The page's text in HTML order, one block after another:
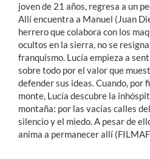
joven de 21 años, regresa a un
Allí encuentra a Manuel (Juan
herrero que colabora con los
ocultos en la sierra, no se
franquismo. Lucía empieza a
sobre todo por el valor que
defender sus ideas. Cuando, por
monte, Lucía descubre la
montaña: por las vacías calles
silencio y el miedo. A pesar de
anima a permanecer allí